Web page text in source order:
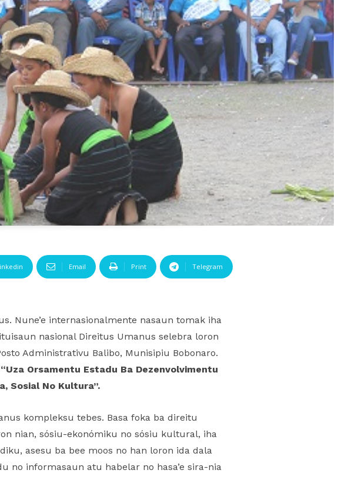
Email Print Telegram
Nune’e internasionalmente nasaun tomak iha
nasional Direitus Umanus selebra loron
Administrativu Balibo, Munisipiu Bobonaro.
“Uza Orsamentu Estadu Ba Dezenvolvimentu
Sosial No Kultura”.
kompleksu tebes. Basa foka ba direitu
nian, sósiu-ekonómiku no sósiu kultural, iha
asesu ba bee moos no han loron ida dala
no informasaun atu habelar no hasa’e sira-nia